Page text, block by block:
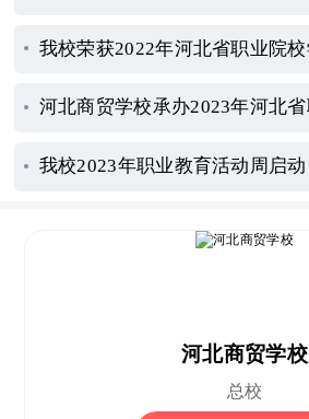
我校2023年职业教育活动周启动
河北商贸学校
总校